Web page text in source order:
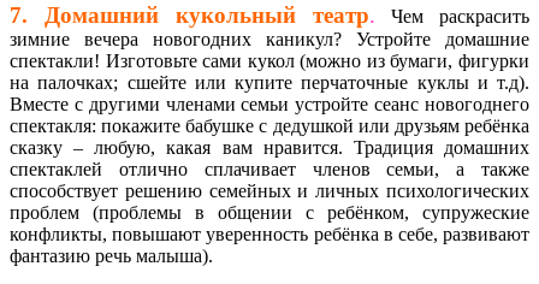
7. Домашний кукольный театр. Чем раскрасить
зимние вечера новогодних каникул? Устройте домашние
спектакли! Изготовьте сами кукол (можно из бумаги, фигурки
на палочках; сшейте или купите перчаточные куклы и т.д).
Вместе с другими членами семьи устройте сеанс новогоднего
спектакля: покажите бабушке с дедушкой или друзьям ребёнка
сказку – любую, какая вам нравится. Традиция домашних
спектаклей отлично сплачивает членов семьи, а также
способствует решению семейных и личных психологических
проблем (проблемы в общении с ребёнком, супружеские
конфликты, повышают уверенность ребёнка в себе, развивают
фантазию речь малыша).